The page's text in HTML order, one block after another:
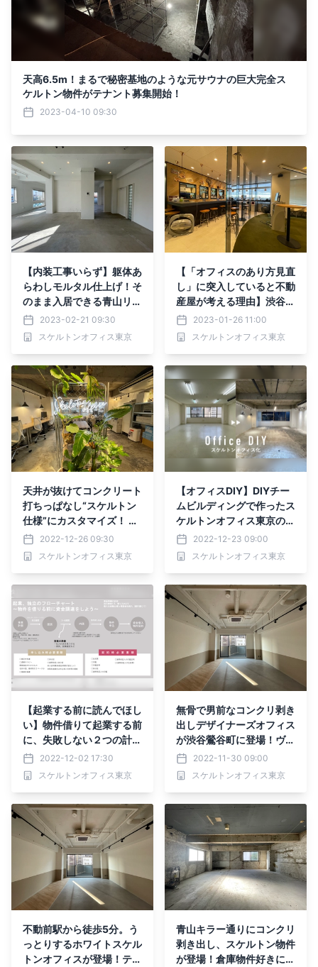
天高6.5m！まるで秘密基地のような元サウナの巨大完全ス
ケルトン物件がテナント募集開始！
2023-04-10 09:30
【内装工事いらず】躯体あ
らわしモルタル仕上げ！そ
のまま入居できる青山リノ
ベマンション「316青山」
が入居テナント募集開始！
2023-02-21 09:30
スケルトンオフィス東京
【「オフィスのあり方見直
し」に突入していると不動
産屋が考える理由】渋谷区
の200坪の居抜きオフィ
スの入居者を募集開始！
2023-01-26 11:00
スケルトンオフィス東京
天井が抜けてコンクリート
打ちっぱなし“スケルトン
仕様”にカスタマイズ！ ス
ケルトンオフィスのシリー
ズ化、第一弾を発表
2022-12-26 09:30
スケルトンオフィス東京
【オフィスDIY】DIYチー
ムビルディングで作ったス
ケルトンオフィス東京のオ
フィスが完成しました！社
員自らの手で作り上げるオ
フィスのご提案。
2022-12-23 09:00
スケルトンオフィス東京
【起業する前に読んでほし
い】物件借りて起業する前
に、失敗しない２つの計画
を書いて実現にしよう〜2
024年5月創業支援相談会
開催中～
2022-12-02 17:30
スケルトンオフィス東京
無骨で男前なコンクリ剥き
出しデザイナーズオフィス
が渋谷鶯谷町に登場！ヴィ
ンテージ感がエモすぎるス
ケルトンオフィス。
2022-11-30 09:00
スケルトンオフィス東京
不動前駅から徒歩5分。う
っとりするホワイトスケル
トンオフィスが登場！テレ
青山キラー通りにコンクリ
剥き出し、スケルトン物件
が登場！倉庫物件好きには